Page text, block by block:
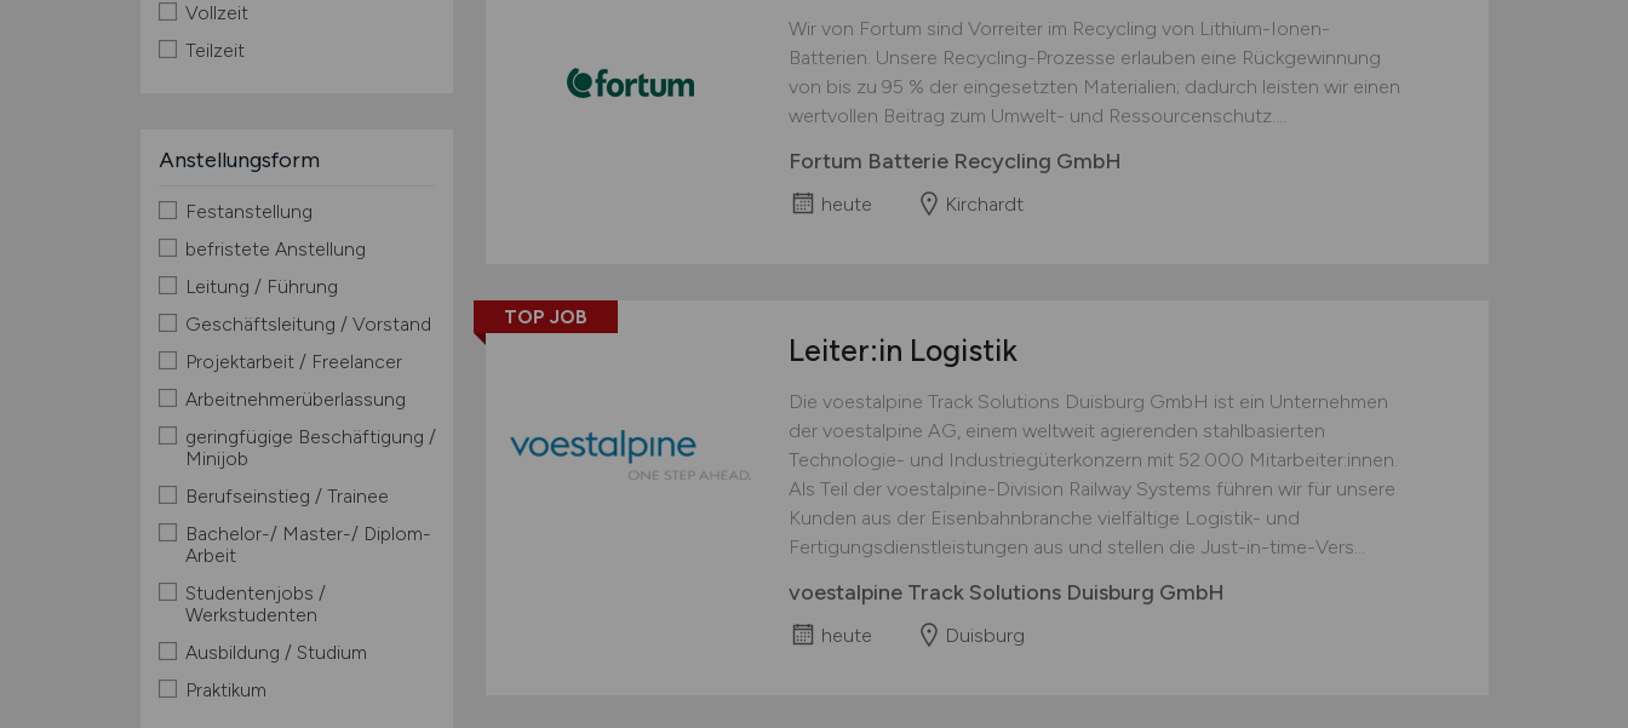
Vollzeit
Teilzeit
Anstellungsform
Festanstellung
befristete Anstellung
Leitung / Führung
Geschäftsleitung / Vorstand
Projektarbeit / Freelancer
Arbeitnehmerüberlassung
geringfügige Beschäftigung /
Minijob
Berufseinstieg / Trainee
Bachelor-/ Master-/ Diplom-
Arbeit
Studentenjobs /
Werkstudenten
Ausbildung / Studium
Praktikum
Wir von Fortum sind Vorreiter im Recycling von Lithium-Ionen-
Batterien. Unsere Recycling-Prozesse erlauben eine Rückgewinnung
von bis zu 95 % der eingesetzten Materialien; dadurch leisten wir einen
wertvollen Beitrag zum Umwelt- und Ressourcenschutz....
Fortum Batterie Recycling GmbH
heute Kirchardt
TOP JOB
Leiter:in Logistik
Die voestalpine Track Solutions Duisburg GmbH ist ein Unternehmen
der voestalpine AG, einem weltweit agierenden stahlbasierten
Technologie- und Industriegüterkonzern mit 52.000 Mitarbeiter:innen.
Als Teil der voestalpine-Division Railway Systems führen wir für unsere
Kunden aus der Eisenbahnbranche vielfältige Logistik- und
Fertigungsdienstleistungen aus und stellen die Just-in-time-Vers...
voestalpine Track Solutions Duisburg GmbH
heute Duisburg